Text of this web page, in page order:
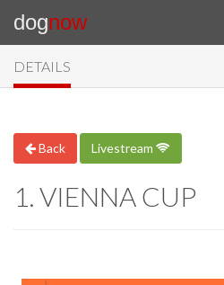
dognow
DETAILS
Back Livestream
1. VIENNA CUP